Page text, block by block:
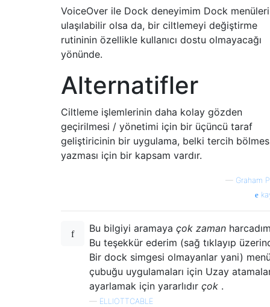
VoiceOver ile Dock deneyimim Dock
ulaşılabilir olsa da, bir ciltlemeyi değiştirme
rutininin özellikle kullanıcı dostu olmayacağı
yönünde.
Alternatifler
Ciltleme işlemlerinin daha kolay gözden
geçirilmesi / yönetimi için bir üçüncü taraf
geliştiricinin bir uygulama, belki tercih
yazması için bir kapsam vardır.
— Graham
Bu bilgiyi aramaya çok zaman
Bu teşekkür ederim (sağ tıklayıp
Bir dock simgesi olmayanlar yani)
çubuğu uygulamaları için Uzay
ayarlamak için yararlıdır çok .
— ELLIOTTCABLE